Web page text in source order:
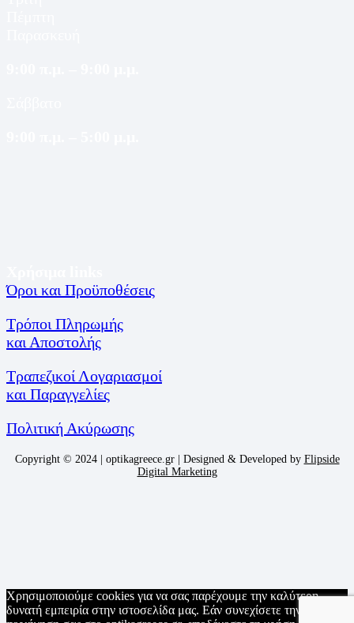
Όροι και Προϋποθέσεις
Τρόποι Πληρωμής
και Αποστολής
Τραπεζικοί Λογαριασμοί
και Παραγγελίες
Πολιτική Ακύρωσης
Copyright © 2024 | optikagreece.gr | Designed & Developed by Flipside
Digital Marketing
Χρησιμοποιούμε cookies για να σας παρέχουμε την καλύτερη
δυνατή εμπειρία στην ιστοσελίδα μας. Εάν συνεχίσετε την